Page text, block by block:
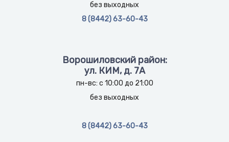
без выходных
8 (8442) 63-60-43
Ворошиловский район:
ул. КИМ, д. 7А
пн-вс: с 10:00 до 21:00
без выходных
8 (8442) 63-60-43